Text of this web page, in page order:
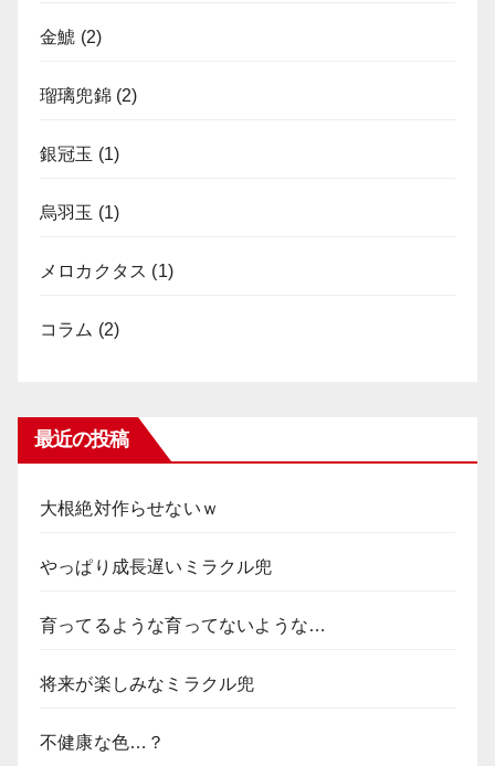
金鯱 (2)
瑠璃兜錦(2)
銀冠玉 (1)
烏羽玉 (1)
メロカクタス (1)
コラム (2)
最近の投稿
大根絶対作らせないｗ
やっぱり成長遅いミラクル兜
育ってるような育ってないような…
将来が楽しみなミラクル兜
不健康な色…？